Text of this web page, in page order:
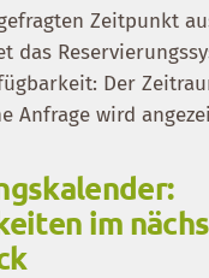
Zeitpunkt
das
Der
Anfrage wird
im